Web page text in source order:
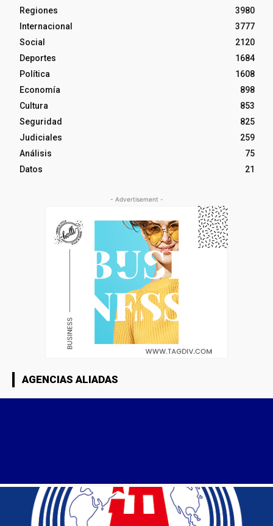
Regiones
3980
Internacional
3777
Social
2120
Deportes
1684
Política
1608
Economía
898
Cultura
853
Seguridad
825
Judiciales
259
Análisis
75
Datos
21
- Advertisement -
AGENCIAS ALIADAS